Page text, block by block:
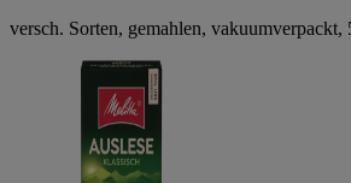
versch. Sorten, gemahlen, vakuumverpackt,